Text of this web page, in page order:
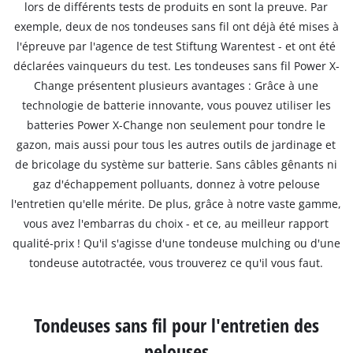
lors de différents tests de produits en sont la preuve. Par
exemple, deux de nos tondeuses sans fil ont déjà été mises à
l'épreuve par l'agence de test Stiftung Warentest - et ont été
déclarées vainqueurs du test. Les tondeuses sans fil Power X-
Change présentent plusieurs avantages : Grâce à une
technologie de batterie innovante, vous pouvez utiliser les
batteries Power X-Change non seulement pour tondre le
gazon, mais aussi pour tous les autres outils de jardinage et
de bricolage du système sur batterie. Sans câbles gênants ni
gaz d'échappement polluants, donnez à votre pelouse
l'entretien qu'elle mérite. De plus, grâce à notre vaste gamme,
vous avez l'embarras du choix - et ce, au meilleur rapport
qualité-prix ! Qu'il s'agisse d'une tondeuse mulching ou d'une
tondeuse autotractée, vous trouverez ce qu'il vous faut.
Tondeuses sans fil pour l'entretien des